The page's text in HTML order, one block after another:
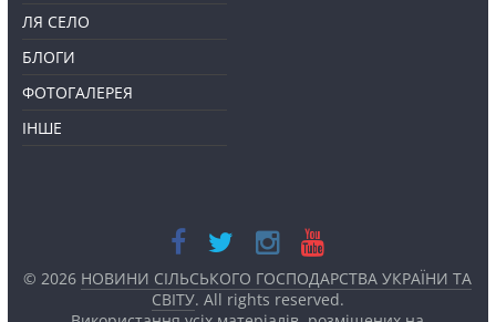
ЛЯ СЕЛО
БЛОГИ
ФОТОГАЛЕРЕЯ
ІНШЕ
© 2026 НОВИНИ СІЛЬСЬКОГО ГОСПОДАРСТВА УКРАЇНИ ТА
СВІТУ. All rights reserved.